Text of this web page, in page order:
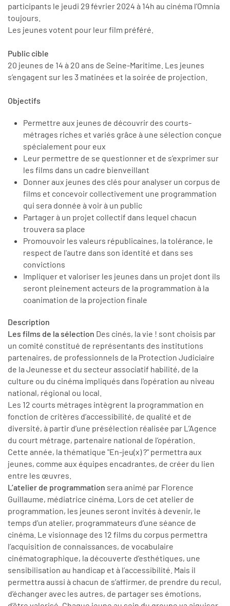
participants le jeudi 29 février 2024 à 14h au cinéma l’Omnia
toujours.
Les jeunes votent pour leur film préféré.
Public cible
20 jeunes de 14 à 20 ans de Seine-Maritime. Les jeunes
s’engagent sur les 3 matinées et la soirée de projection.
Objectifs
Permettre aux jeunes de découvrir des courts-
métrages riches et variés grâce à une sélection conçue
spécialement pour eux
Leur permettre de se questionner et de s’exprimer sur
les films dans un cadre bienveillant
Donner aux jeunes des clés pour analyser un corpus de
films et concevoir collectivement une programmation
qui sera donnée à voir à un public
Partager à un projet collectif dans lequel chacun
trouvera sa place
Promouvoir les valeurs républicaines, la tolérance, le
respect de l'autre dans son identité et dans ses
convictions
Impliquer et valoriser les jeunes dans un projet dont ils
seront pleinement acteurs de la programmation à la
coanimation de la projection finale
Description
Les films de la sélection Des cinés, la vie ! sont choisis par
un comité constitué de représentants des institutions
partenaires, de professionnels de la Protection Judiciaire
de la Jeunesse et du secteur associatif habilité, de la
culture ou du cinéma impliqués dans l'opération au niveau
national, régional ou local.
Les 12 courts métrages intègrent la programmation en
fonction de critères d’accessibilité, de qualité et de
diversité, à partir d’une présélection réalisée par L’Agence
du court métrage, partenaire national de l’opération.
Cette année, la thématique "En-jeu(x) ?" permettra aux
jeunes, comme aux équipes encadrantes, de créer du lien
entre les œuvres.
L’atelier de programmation sera animé par Florence
Guillaume, médiatrice cinéma. Lors de cet atelier de
programmation, les jeunes seront invités à devenir, le
temps d’un atelier, programmateurs d’une séance de
cinéma. Le visionnage des 12 films du corpus permettra
l’acquisition de connaissances, de vocabulaire
cinématographique, la découverte d’esthétiques, une
sensibilisation au handicap et à l’accessibilité. Mais il
permettra aussi à chacun de s’affirmer, de prendre du recul,
d’échanger avec les autres, de partager ses émotions,